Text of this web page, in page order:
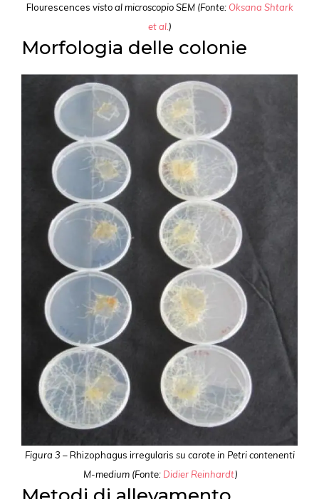
Flourescences visto al microscopio SEM (Fonte: Oksana Shtark
et al. )
Morfologia delle colonie
Figura 3 – Rhizophagus irregularis su carote in Petri contenenti
M-medium (Fonte: Didier Reinhardt)